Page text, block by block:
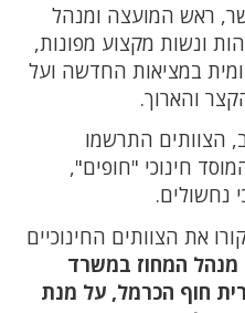
ראש המועצה ומנהל
ונשות מקצוע מפונות,
במציאות החדשה ועל
והארוך.
הצוותים התרשמו
חינוכי "חופים",
נחשולים.
את הצוותים החינוכיים
מנהל המחוז במשרד
חוף הכרמל, על מנת